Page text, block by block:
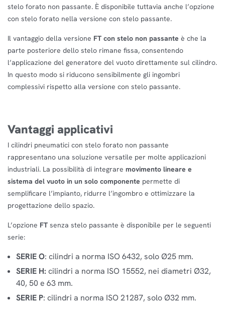
stelo forato non passante. È disponibile tuttavia anche l’opzione
con stelo forato nella versione con stelo passante.
Il vantaggio della versione FT con stelo non passante è che la
parte posteriore dello stelo rimane fissa, consentendo
l’applicazione del generatore del vuoto direttamente sul cilindro.
In questo modo si riducono sensibilmente gli ingombri
complessivi rispetto alla versione con stelo passante.
Vantaggi applicativi
I cilindri pneumatici con stelo forato non passante
rappresentano una soluzione versatile per molte applicazioni
industriali. La possibilità di integrare movimento lineare e
sistema del vuoto in un solo componente permette di
semplificare l’impianto, ridurre l’ingombro e ottimizzare la
progettazione dello spazio.
L’opzione FT senza stelo passante è disponibile per le seguenti
serie:
SERIE O: cilindri a norma ISO 6432, solo Ø25 mm.
SERIE H: cilindri a norma ISO 15552, nei diametri Ø32,
40, 50 e 63 mm.
SERIE P: cilindri a norma ISO 21287, solo Ø32 mm.